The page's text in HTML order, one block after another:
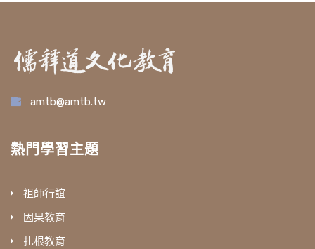
amtb@amtb.tw
熱門學習主題
祖師行誼
因果教育
扎根教育